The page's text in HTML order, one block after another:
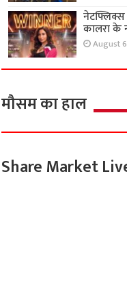
नेटफ्लिक्स
कालरा के
August
मौसम का हाल
Share Market